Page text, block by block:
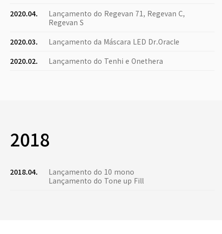
2020.04.
Lançamento do Regevan 71, Regevan C,
Regevan S
2020.03.
Lançamento da Máscara LED Dr.Oracle
2020.02.
Lançamento do Tenhi e Onethera
2018
2018.04.
Lançamento do 10 mono
Lançamento do Tone up Fill